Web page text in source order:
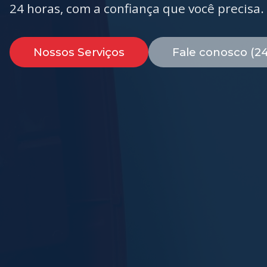
24 horas, com a confiança que você precisa.
Nossos Serviços Fale conosco